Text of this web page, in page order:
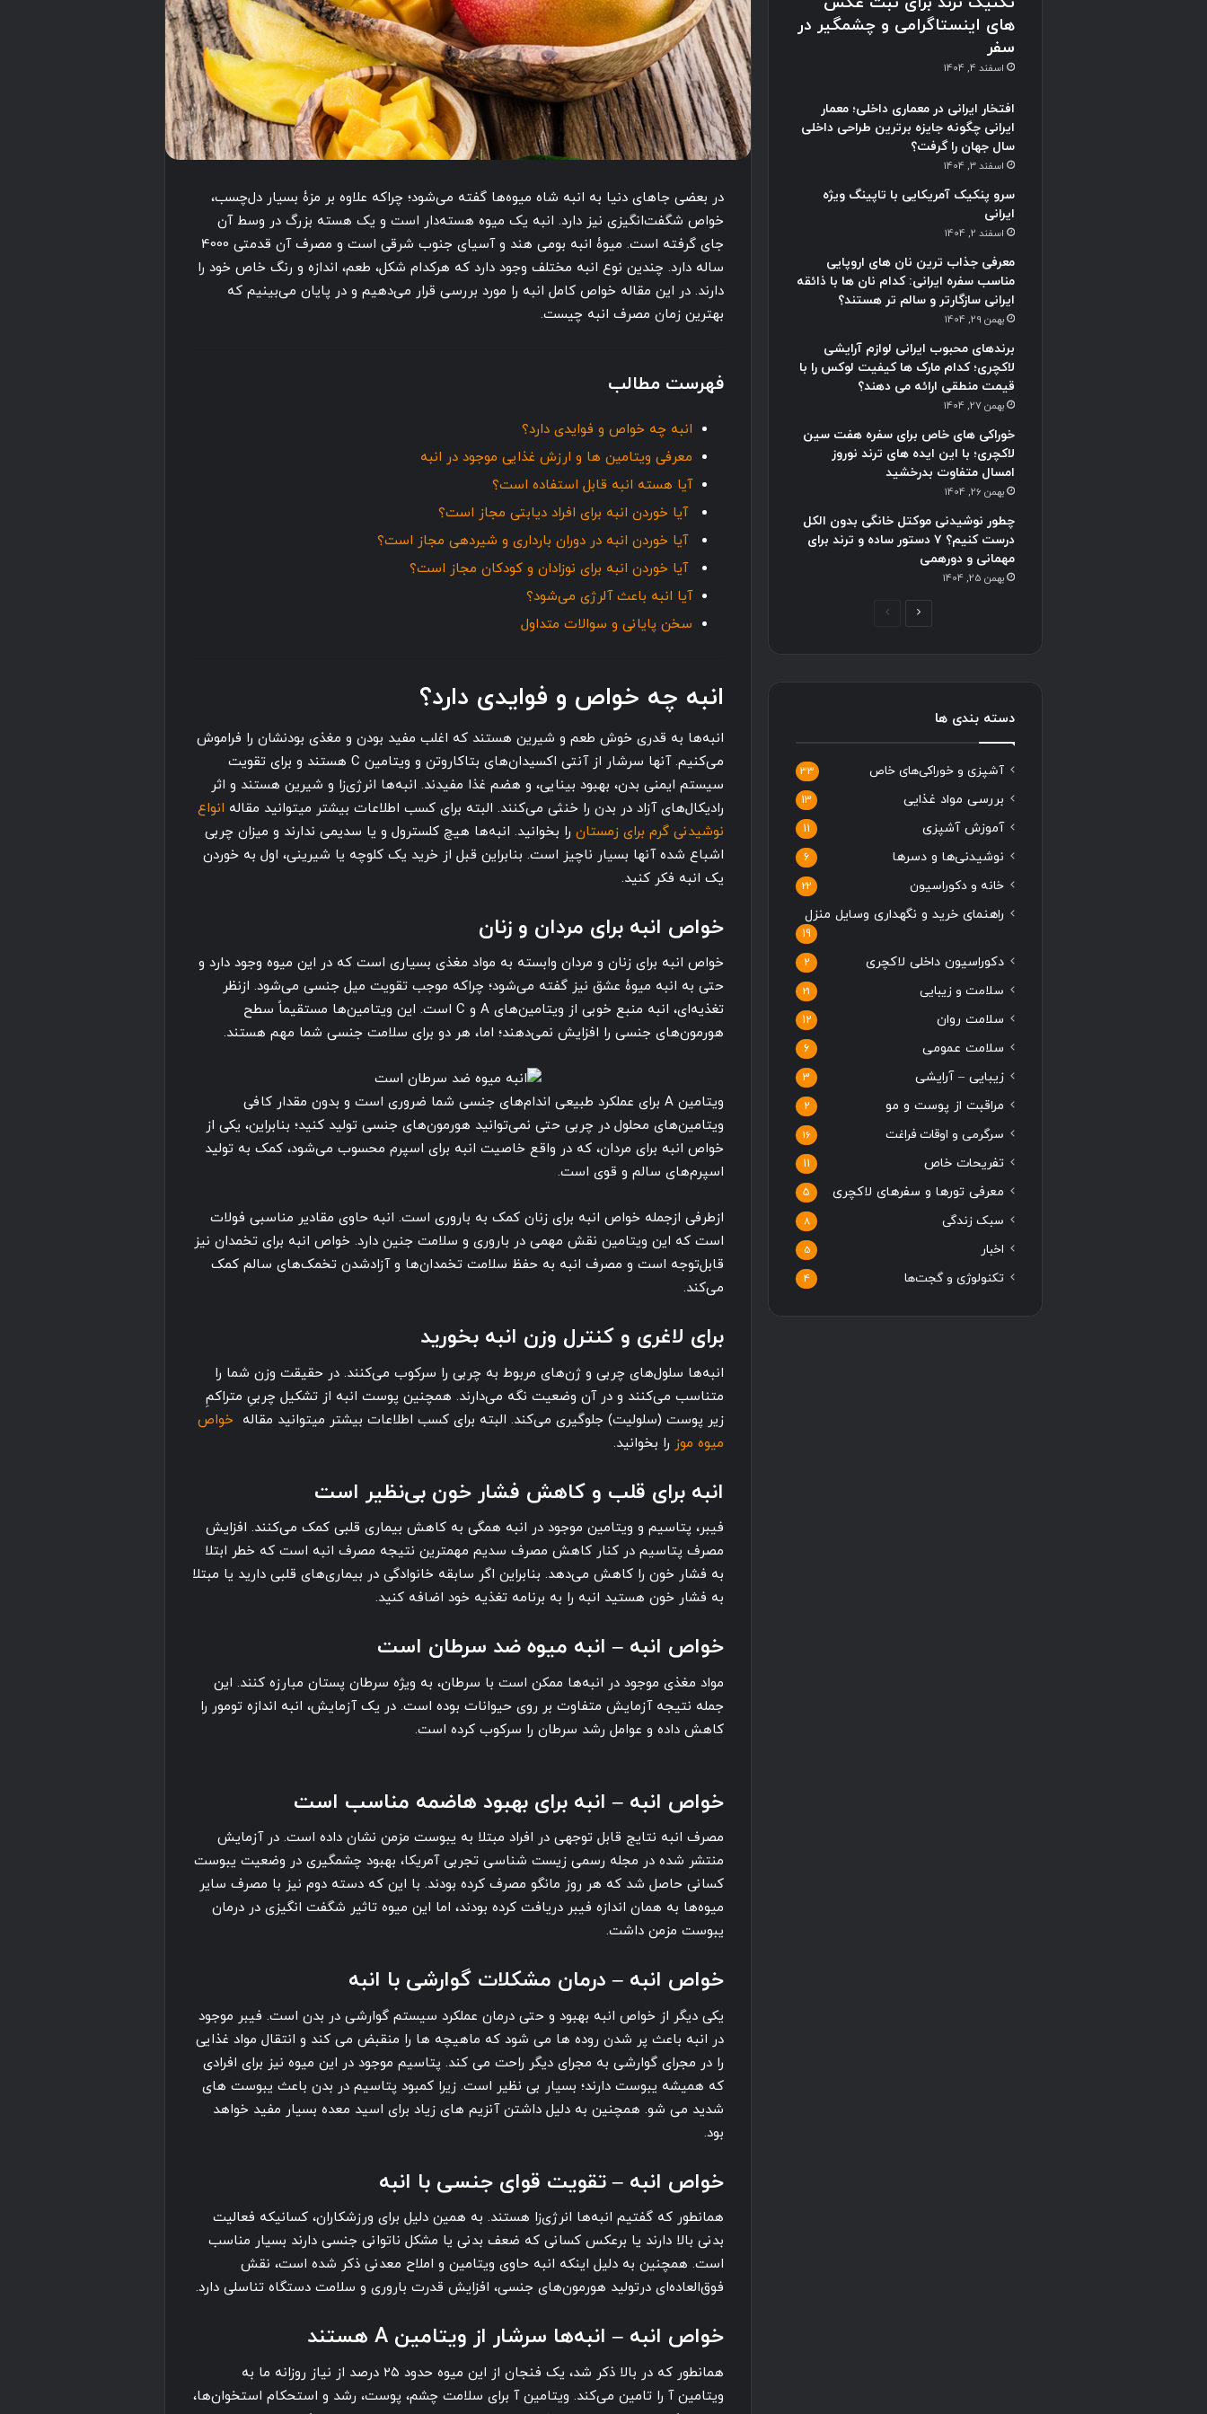
در بعضی جاهای دنیا به انبه شاه میوه‌ها گفته می‌شود؛ چراکه علاوه بر مزۀ بسیار دل‌چسب،
خواص شگفت‌انگیزی نیز دارد. انبه یک میوه هسته‌دار است و یک هسته بزرگ در وسط آن
جای گرفته است. میوۀ انبه بومی هند و آسیای جنوب شرقی است و مصرف آن قدمتی 4000
ساله دارد. چندین نوع انبه مختلف وجود دارد که هرکدام شکل، طعم، اندازه و رنگ خاص خود را
دارند. در این مقاله خواص کامل انبه را مورد بررسی قرار می‌دهیم و در پایان می‌بینیم که
بهترین زمان مصرف انبه چیست.
فهرست مطالب
انبه‌ چه خواص و فوایدی دارد؟
معرفی ویتامین ها و ارزش غذایی موجود در انبه
آیا هسته انبه قابل استفاده است؟
آیا خوردن انبه برای افراد دیابتی مجاز است؟
آیا خوردن انبه در دوران بارداری و شیردهی مجاز است؟
آیا خوردن انبه برای نوزادان و کودکان مجاز است؟
آیا انبه باعث آلرژی می‌شود؟
سخن پایانی و سوالات متداول
انبه‌ چه خواص و فوایدی دارد؟
انبه‌ها به قدری خوش طعم و شیرین هستند که اغلب مفید بودن و مغذی بودنشان را فراموش
می‌کنیم. آنها سرشار از آنتی اکسیدان‌های بتاکاروتن و ویتامین C هستند و برای تقویت
سیستم ایمنی بدن، بهبود بینایی، و هضم غذا مفیدند. انبه‌ها انرژی‌زا و شیرین‌ هستند و اثر
رادیکال‌های آزاد در بدن را خنثی می‌کنند. البته برای کسب اطلاعات بیشتر میتوانید مقاله انواع
نوشیدنی گرم برای زمستان را بخوانید. انبه‌ها هیچ کلسترول و یا سدیمی ندارند و میزان چربی
اشباع شده آنها بسیار ناچیز است. بنابراین قبل از خرید یک کلوچه یا شیرینی، اول به خوردن
یک انبه فکر کنید.
خواص انبه برای مردان و زنان
خواص انبه برای زنان و مردان وابسته به مواد مغذی بسیاری است که در این میوه وجود دارد و
حتی به انبه میوۀ عشق نیز گفته می‌شود؛ چراکه موجب تقویت میل جنسی می‌شود. ازنظر
تغذیه‌ای، انبه منبع خوبی از ویتامین‌های A و C است. این ویتامین‌ها مستقیماً سطح
هورمون‌های جنسی را افزایش نمی‌دهند؛ اما، هر دو برای سلامت جنسی شما مهم هستند.
ویتامین A برای عملکرد طبیعی اندام‌های جنسی شما ضروری است و بدون مقدار کافی
ویتامین‌های محلول در چربی حتی نمی‌توانید هورمون‌های جنسی تولید کنید؛ بنابراین، یکی از
خواص انبه برای مردان، که در واقع خاصیت انبه برای اسپرم محسوب می‌شود، کمک به تولید
اسپرم‌های سالم و قوی است.
ازطرفی ازجمله خواص انبه برای زنان کمک به باروری است. انبه حاوی مقادیر مناسبی فولات
است که این ویتامین نقش مهمی در باروری و سلامت جنین دارد. خواص انبه برای تخمدان نیز
قابل‌توجه است و مصرف انبه به حفظ سلامت تخمدان‌ها و آزادشدن تخمک‌های سالم کمک
می‌کند.
برای لاغری و کنترل وزن انبه بخورید
انبه‌‌‌ها سلول‌های چربی و ژن‌های مربوط به چربی را سرکوب می‌کنند. در حقیقت وزن شما را
متناسب می‌کنند و در آن وضعیت نگه می‌دارند. همچنین پوست انبه از تشکیل چربیِ متراکمِ
زیر پوست (سلولیت) جلوگیری می‌کند. البته برای کسب اطلاعات بیشتر میتوانید مقاله خواص
میوه موز را بخوانید.
انبه برای قلب و کاهش فشار خون بی‌نظیر است
فیبر، پتاسیم و ویتامین موجود در انبه همگی به کاهش بیماری قلبی کمک می‌کنند. افزایش
مصرف پتاسیم در کنار کاهش مصرف سدیم مهمترین نتیجه مصرف انبه است که خطر ابتلا
به فشار خون را کاهش می‌دهد. بنابراین اگر سابقه خانوادگی در بیماری‌های قلبی دارید یا مبتلا
به فشار خون هستید انبه را به برنامه تغذیه خود اضافه کنید.
خواص انبه – انبه میوه ضد سرطان است
مواد مغذی موجود در انبه‌ها ممکن است با سرطان، به ویژه سرطان پستان مبارزه کنند. این
جمله نتیجه آزمایش متفاوت بر روی حیوانات بوده است. در یک آزمایش، انبه اندازه تومور را
کاهش داده و عوامل رشد سرطان را سرکوب کرده است.
خواص انبه – انبه برای بهبود هاضمه مناسب است
مصرف انبه نتایج قابل توجهی در افراد مبتلا به یبوست مزمن نشان داده است. در آزمایش
منتشر شده در مجله رسمی زیست شناسی تجربی آمریکا، بهبود چشمگیری در وضعیت یبوست
کسانی حاصل شد که هر روز مانگو مصرف کرده بودند. با این که دسته دوم نیز با مصرف سایر
میوه‌ها به همان اندازه فیبر دریافت کرده بودند، اما این میوه تاثیر شگفت انگیزی در درمان
یبوست مزمن داشت.
خواص انبه – درمان مشکلات گوارشی با انبه
یکی دیگر از خواص انبه بهبود و حتی درمان عملکرد سیستم گوارشی در بدن است. فیبر موجود
در انبه باعث پر شدن روده ها می شود که ماهیچه ها را منقبض می کند و انتقال مواد غذایی
را در مجرای گوارشی به مجرای دیگر راحت می کند. پتاسیم موجود در این میوه نیز برای افرادی
که همیشه یبوست دارند؛ بسیار بی نظیر است. زیرا کمبود پتاسیم در بدن باعث یبوست های
شدید می شو. همچنین به دلیل داشتن آنزیم های زیاد برای اسید معده بسیار مفید خواهد
بود.
خواص انبه – تقویت قوای جنسی با انبه
همانطور که گفتیم انبه‌ها انرژی‌زا هستند. به همین دلیل برای ورزشکاران، کسانیکه فعالیت
بدنی بالا دارند یا برعکس کسانی که ضعف بدنی یا مشکل ناتوانی جنسی دارند بسیار مناسب
است. همچنین به دلیل اینکه انبه حاوی ویتامین و املاح معدنی ذکر شده است، نقش
فوق‌العاده‌ای درتولید هورمون‌های جنسی، افزایش قدرت باروری و سلامت دستگاه تناسلی دارد.
خواص انبه – انبه‌ها سرشار از ویتامین A هستند
همانطور که در بالا ذکر شد، یک فنجان از این میوه حدود ۲۵ درصد از نیاز روزانه ما به
ویتامین آ را تامین می‌کند. ویتامین آ برای سلامت چشم، پوست، رشد و استحکام استخوان‌‌‌ها،
های اینستاگرامی و چشمگیر در
سفر
اسفند 4, 1404
افتخار ایرانی در معماری داخلی؛ معمار
ایرانی چگونه جایزه برترین طراحی داخلی
سال جهان را گرفت؟
اسفند 3, 1404
سرو پنکیک آمریکایی با تاپینگ ویژه
ایرانی
اسفند 2, 1404
معرفی جذاب ترین نان های اروپایی
مناسب سفره ایرانی: کدام نان ها با ذائقه
ایرانی سازگارتر و سالم تر هستند؟
بهمن 29, 1404
برندهای محبوب ایرانی لوازم آرایشی
لاکچری؛ کدام مارک ها کیفیت لوکس را با
قیمت منطقی ارائه می دهند؟
بهمن 27, 1404
خوراکی های خاص برای سفره هفت سین
لاکچری؛ با این ایده های ترند نوروز
امسال متفاوت بدرخشید
بهمن 26, 1404
چطور نوشیدنی موکتل خانگی بدون الکل
درست کنیم؟ ۷ دستور ساده و ترند برای
مهمانی و دورهمی
بهمن 25, 1404
صفحه
صفحه
دسته بندی ها
آشپزی و خوراکی‌های خاص 33
بررسی مواد غذایی 13
آموزش آشپزی 11
نوشیدنی‌ها و دسرها 6
خانه و دکوراسیون 22
راهنمای خرید و نگهداری وسایل منزل
19
دکوراسیون داخلی لاکچری 2
سلامت و زیبایی 21
سلامت روان 12
سلامت عمومی 6
زیبایی – آرایشی 3
مراقبت از پوست و مو 2
سرگرمی و اوقات فراغت 16
تفریحات خاص 11
معرفی تورها و سفرهای لاکچری 5
سبک زندگی 8
اخبار 5
تکنولوژی و گجت‌ها 4